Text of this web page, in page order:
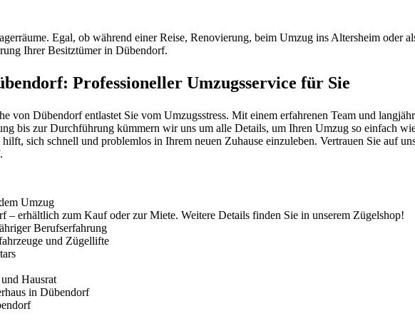
Egal, ob während einer Reise, Renovierung, beim Umzug ins Altersheim oder
Ihrer Besitztümer in Dübendorf.
Professioneller Umzugsservice für Sie
von Dübendorf entlastet Sie vom Umzugsstress. Mit einem erfahrenen Team und
bis zur Durchführung kümmern wir uns um alle Details, um Ihren Umzug so einfach
sich schnell und problemlos in Ihrem neuen Zuhause einzuleben. Vertrauen Sie auf
Umzug
– erhältlich zum Kauf oder zur Miete. Weitere Details finden Sie in unserem Zügelshop!
Berufserfahrung
und Zügellifte
Hausrat
in Dübendorf